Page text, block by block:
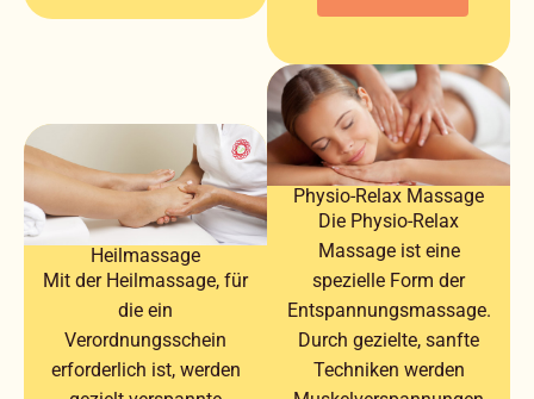
Heilmassage
Mit der Heilmassage, für
die ein
Verordnungsschein
erforderlich ist, werden
Physio-Relax Massage
Die Physio-Relax
Massage ist eine
spezielle Form der
Entspannungsmassage.
Durch gezielte, sanfte
Techniken werden